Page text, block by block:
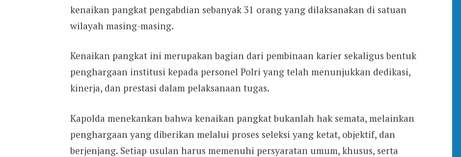
kenaikan pangkat pengabdian sebanyak 31 orang yang dilaksanakan di satuan
wilayah masing-masing.
Kenaikan pangkat ini merupakan bagian dari pembinaan karier sekaligus bentuk
penghargaan institusi kepada personel Polri yang telah menunjukkan dedikasi,
kinerja, dan prestasi dalam pelaksanaan tugas.
Kapolda menekankan bahwa kenaikan pangkat bukanlah hak semata, melainkan
penghargaan yang diberikan melalui proses seleksi yang ketat, objektif, dan
berjenjang. Setiap usulan harus memenuhi persyaratan umum, khusus, serta